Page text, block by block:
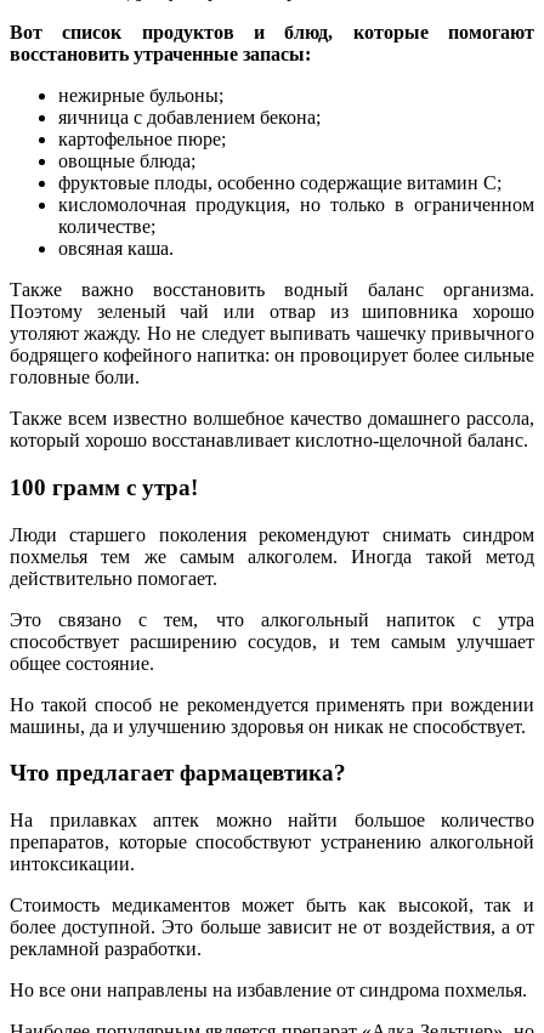
Вот список продуктов и блюд, которые помогают
восстановить утраченные запасы:
нежирные бульоны;
яичница с добавлением бекона;
картофельное пюре;
овощные блюда;
фруктовые плоды, особенно содержащие витамин С;
кисломолочная продукция, но только в ограниченном
количестве;
овсяная каша.
Также важно восстановить водный баланс организма.
Поэтому зеленый чай или отвар из шиповника хорошо
утоляют жажду. Но не следует выпивать чашечку привычного
бодрящего кофейного напитка: он провоцирует более сильные
головные боли.
Также всем известно волшебное качество домашнего рассола,
который хорошо восстанавливает кислотно-щелочной баланс.
100 грамм с утра!
Люди старшего поколения рекомендуют снимать синдром
похмелья тем же самым алкоголем. Иногда такой метод
действительно помогает.
Это связано с тем, что алкогольный напиток с утра
способствует расширению сосудов, и тем самым улучшает
общее состояние.
Но такой способ не рекомендуется применять при вождении
машины, да и улучшению здоровья он никак не способствует.
Что предлагает фармацевтика?
На прилавках аптек можно найти большое количество
препаратов, которые способствуют устранению алкогольной
интоксикации.
Стоимость медикаментов может быть как высокой, так и
более доступной. Это больше зависит не от воздействия, а от
рекламной разработки.
Но все они направлены на избавление от синдрома похмелья.